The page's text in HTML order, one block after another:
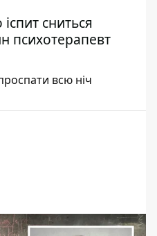
сниться
психотерапевт
всю ніч